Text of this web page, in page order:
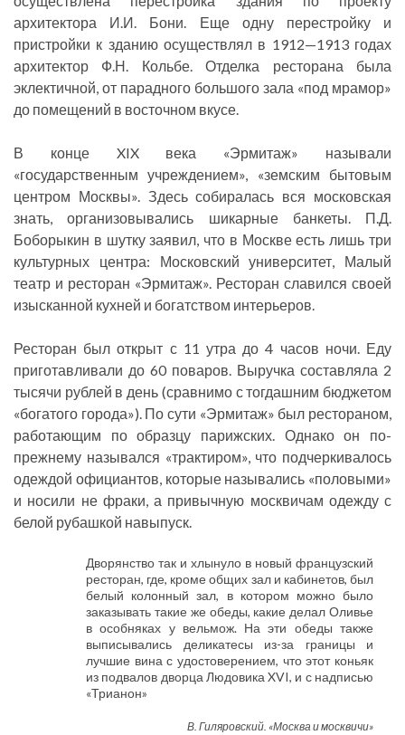
архитектора И.И. Бони. Еще одну перестройку и
пристройки к зданию осуществлял в 1912—1913 годах
архитектор Ф.Н. Кольбе. Отделка ресторана была
эклектичной, от парадного большого зала «под мрамор»
до помещений в восточном вкусе.
В конце XIX века «Эрмитаж» называли
«государственным учреждением», «земским бытовым
центром Москвы». Здесь собиралась вся московская
знать, организовывались шикарные банкеты. П.Д.
Боборыкин в шутку заявил, что в Москве есть лишь три
культурных центра: Московский университет, Малый
театр и ресторан «Эрмитаж». Ресторан славился своей
изысканной кухней и богатством интерьеров.
Ресторан был открыт с 11 утра до 4 часов ночи. Еду
приготавливали до 60 поваров. Выручка составляла 2
тысячи рублей в день (сравнимо с тогдашним бюджетом
«богатого города»). По сути «Эрмитаж» был рестораном,
работающим по образцу парижских. Однако он по-
прежнему назывался «трактиром», что подчеркивалось
одеждой официантов, которые назывались «половыми»
и носили не фраки, а привычную москвичам одежду с
белой рубашкой навыпуск.
Дворянство так и хлынуло в новый французский
ресторан, где, кроме общих зал и кабинетов, был
белый колонный зал, в котором можно было
заказывать такие же обеды, какие делал Оливье
в особняках у вельмож. На эти обеды также
выписывались деликатесы из-за границы и
лучшие вина с удостоверением, что этот коньяк
из подвалов дворца Людовика XVI, и с надписью
«Трианон»
В. Гиляровский. «Москва и москвичи»